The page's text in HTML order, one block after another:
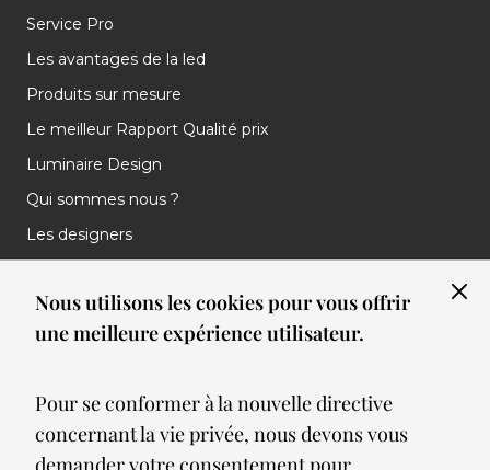
Nous utilisons les cookies pour vous offrir
une meilleure expérience utilisateur.
Pour se conformer à la nouvelle directive
concernant la vie privée, nous devons vous
demander votre consentement pour
Service Pro
Les avantages de la led
Produits sur mesure
Le meilleur Rapport Qualité prix
Luminaire Design
Qui sommes nous ?
Les designers
Nos réalisations
Nos Clients
Meilleures ventes
Blog